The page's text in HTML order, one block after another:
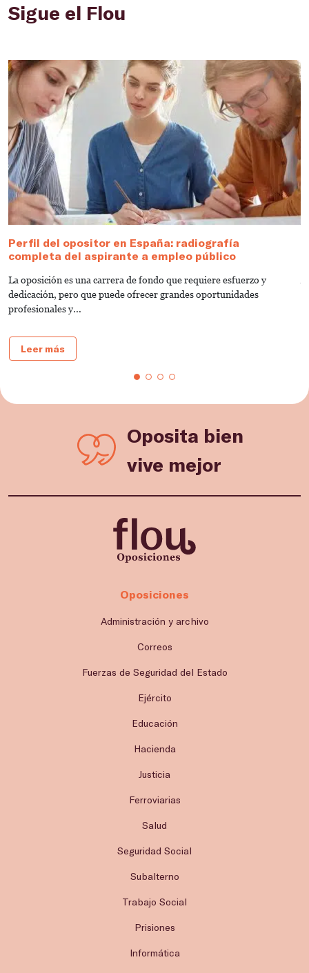
Sigue el Flou
Perfil del opositor en España: radiografía
completa del aspirante a empleo público
La oposición es una carrera de fondo que requiere esfuerzo y
dedicación, pero que puede ofrecer grandes oportunidades
profesionales y...
Leer más
Oposita bien
vive mejor
Oposiciones
Administración y archivo
Correos
Fuerzas de Seguridad del Estado
Ejército
Educación
Hacienda
Justicia
Ferroviarias
Salud
Seguridad Social
Subalterno
Trabajo Social
Prisiones
Informática